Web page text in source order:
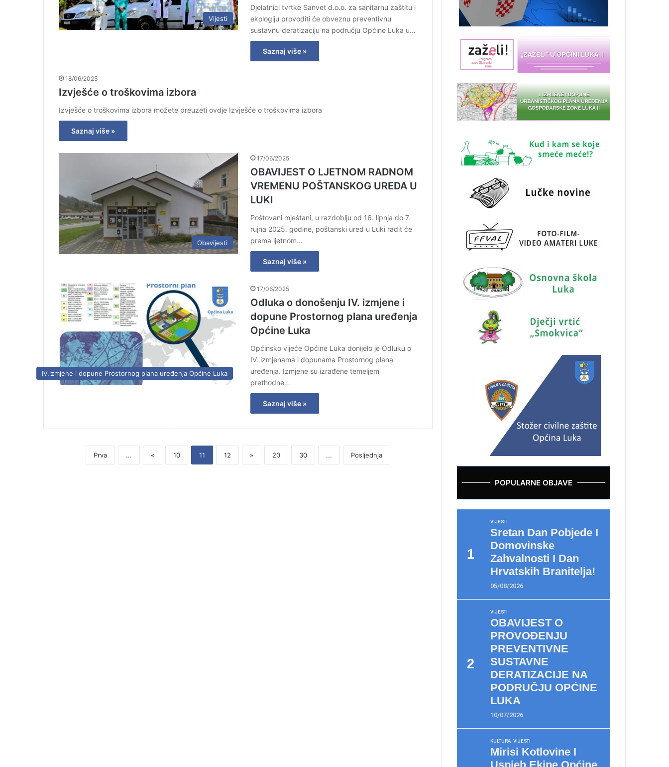
Vijesti
Djelatnici tvrtke Sanvet d.o.o. za sanitarnu zaštitu i
ekologiju provoditi će obveznu preventivnu
sustavnu deratizaciju na području Općine Luka u…
Saznaj više »
18/06/2025
Izvješće o troškovima izbora
Izvješće o troškovima izbora možete preuzeti ovdje Izvješće o troškovima izbora
Saznaj više »
Obavijesti
17/06/2025
OBAVIJEST O LJETNOM RADNOM
VREMENU POŠTANSKOG UREDA U
LUKI
Poštovani mještani, u razdoblju od 16. lipnja do 7.
rujna 2025. godine, poštanski ured u Luki radit će
prema ljetnom…
Saznaj više »
IV.izmjene i dopune Prostornog plana uređenja Općine Luka
17/06/2025
Odluka o donošenju IV. izmjene i
dopune Prostornog plana uređenja
Općine Luka
Općinsko vijeće Općine Luka donijelo je Odluku o
IV. izmjenama i dopunama Prostornog plana
uređenja. Izmjene su izrađene temeljem
prethodne…
Saznaj više »
Prva ... « 10 11 12 » 20 30 ... Posljednja
POPULARNE OBJAVE
VIJESTI
Sretan Dan Pobjede I
Domovinske
Zahvalnosti I Dan
Hrvatskih Branitelja!
05/08/2026
VIJESTI
OBAVIJEST O
PROVOĐENJU
PREVENTIVNE
SUSTAVNE
DERATIZACIJE NA
PODRUČJU OPĆINE
LUKA
10/07/2026
KULTURA VIJESTI
Mirisi Kotlovine I
Uspjeh Ekipe Općine